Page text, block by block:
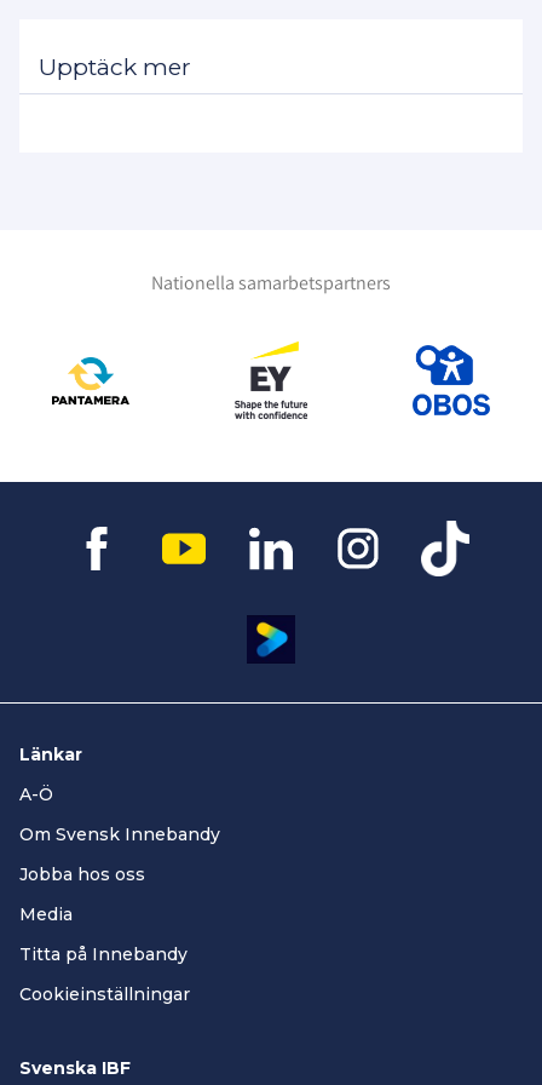
Upptäck mer
Nationella samarbetspartners
Länkar
A-Ö
Om Svensk Innebandy
Jobba hos oss
Media
Titta på Innebandy
Cookieinställningar
Svenska IBF